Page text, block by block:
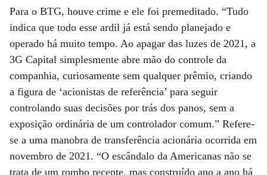
Para o BTG, houve crime e ele foi premeditado. “Tudo
indica que todo esse ardil já está sendo planejado e
operado há muito tempo. Ao apagar das luzes de 2021, a
3G Capital simplesmente abre mão do controle da
companhia, curiosamente sem qualquer prêmio, criando
a figura de ‘acionistas de referência’ para seguir
controlando suas decisões por trás dos panos, sem a
exposição ordinária de um controlador comum.” Refere-
se a uma manobra de transferência acionária ocorrida em
novembro de 2021. “O escândalo da Americanas não se
trata de um rombo recente, mas construído ano a ano há